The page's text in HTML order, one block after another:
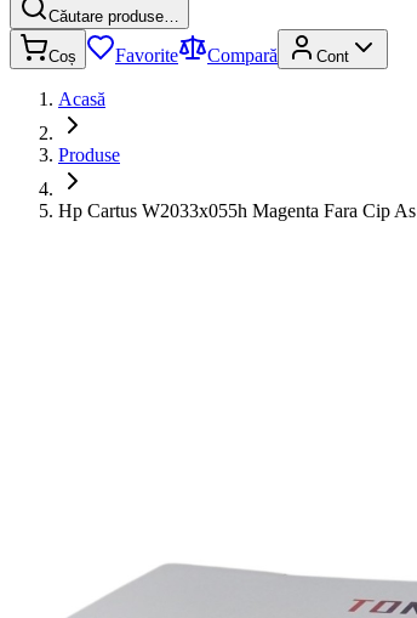
Căutare produse…
Coș Favorite Compară Cont
Acasă
Produse
Hp Cartus W2033x055h Magenta Fara Cip As